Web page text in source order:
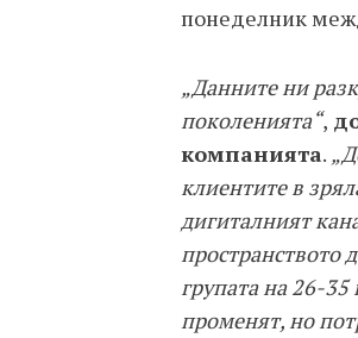
понеделник
„Данните ни
поколенията“,
компанията.
клиентите в
дигиталният
пространството
групата на 26-
променят, но